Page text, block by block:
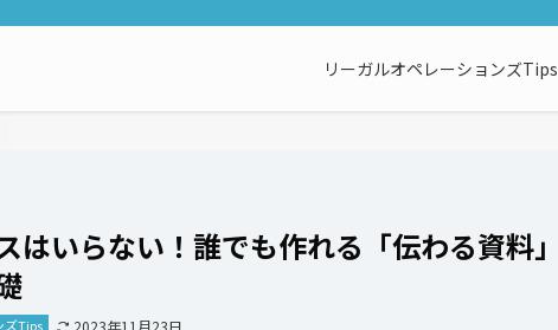
リーガルオペレーションズTips
はいらない！誰でも作れる「伝わる資料」
ズTips 2023年11月23日